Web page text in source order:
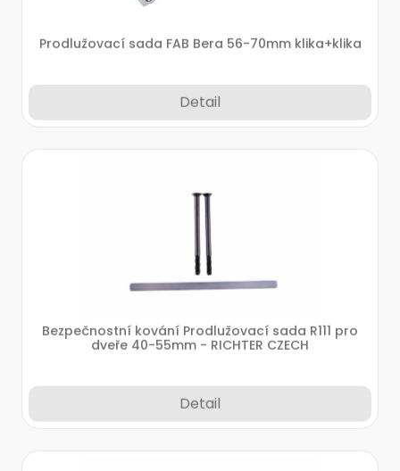
Prodlužovací sada FAB Bera 56-70mm klika+klika
Detail
Bezpečnostní kování Prodlužovací sada R111 pro
dveře 40-55mm - RICHTER CZECH
Detail